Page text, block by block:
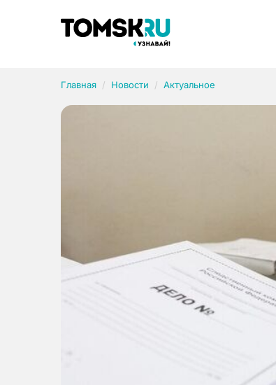
Главная Новости Актуальное
Рубрики